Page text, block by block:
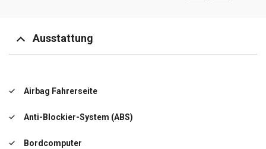
Ausstattung
Airbag Fahrerseite
Anti-Blockier-System (ABS)
Bordcomputer